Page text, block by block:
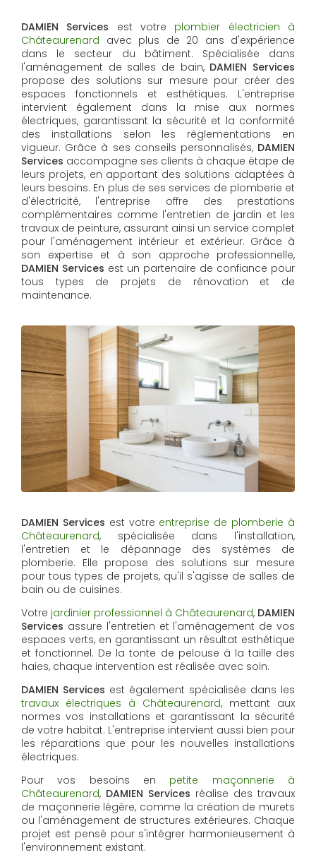
DAMIEN Services est votre plombier électricien à
Châteaurenard avec plus de 20 ans d'expérience
dans le secteur du bâtiment. Spécialisée dans
l'aménagement de salles de bain, DAMIEN Services
propose des solutions sur mesure pour créer des
espaces fonctionnels et esthétiques. L'entreprise
intervient également dans la mise aux normes
électriques, garantissant la sécurité et la conformité
des installations selon les réglementations en
vigueur. Grâce à ses conseils personnalisés, DAMIEN
Services accompagne ses clients à chaque étape de
leurs projets, en apportant des solutions adaptées à
leurs besoins. En plus de ses services de plomberie et
d'électricité, l'entreprise offre des prestations
complémentaires comme l'entretien de jardin et les
travaux de peinture, assurant ainsi un service complet
pour l'aménagement intérieur et extérieur. Grâce à
son expertise et à son approche professionnelle,
DAMIEN Services​​​​​​​ est un partenaire de confiance pour
tous types de projets de rénovation et de
maintenance.
DAMIEN Services est votre entreprise de plomberie à
Châteaurenard, spécialisée dans l'installation,
l'entretien et le dépannage des systèmes de
plomberie. Elle propose des solutions sur mesure
pour tous types de projets, qu'il s'agisse de salles de
bain ou de cuisines.
Votre jardinier professionnel à Châteaurenard, DAMIEN
Services assure l'entretien et l'aménagement de vos
espaces verts, en garantissant un résultat esthétique
et fonctionnel. De la tonte de pelouse à la taille des
haies, chaque intervention est réalisée avec soin.
DAMIEN Services est également spécialisée dans les
travaux électriques à Châteaurenard, mettant aux
normes vos installations et garantissant la sécurité
de votre habitat. L'entreprise intervient aussi bien pour
les réparations que pour les nouvelles installations
électriques.
Pour vos besoins en petite maçonnerie à
Châteaurenard, DAMIEN Services réalise des travaux
de maçonnerie légère, comme la création de murets
ou l'aménagement de structures extérieures. Chaque
projet est pensé pour s'intégrer harmonieusement à
l'environnement existant.